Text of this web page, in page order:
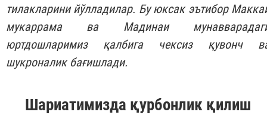
тилакларини йўлладилар. Бу юксак эътибор
мукаррама ва Мадинаи
юртдошларимиз қалбига чексиз қувонч
шукроналик бағишлади.
Шариатимизда қурбонлик қилиш